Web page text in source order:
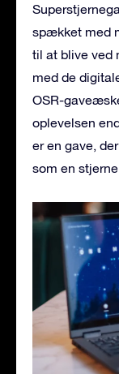
spækket med
til at blive ved
med de
OSR-
oplevelsen
er en gave,
som en